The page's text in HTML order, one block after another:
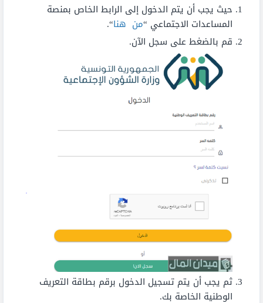
حيث يجب أن يتم الدخول إلى الرابط الخاص بمنصة
المساعدات الاجتماعي “من هنا“.
قم بالضغط على سجل الآن.
ثم يجب أن يتم تسجيل الدخول برقم بطاقة التعريف
الوطنية الخاصة بك.